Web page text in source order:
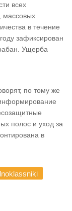
всех
массовых
в течение
зафиксирован
Ущерба
по тому же
полос и уход за
в